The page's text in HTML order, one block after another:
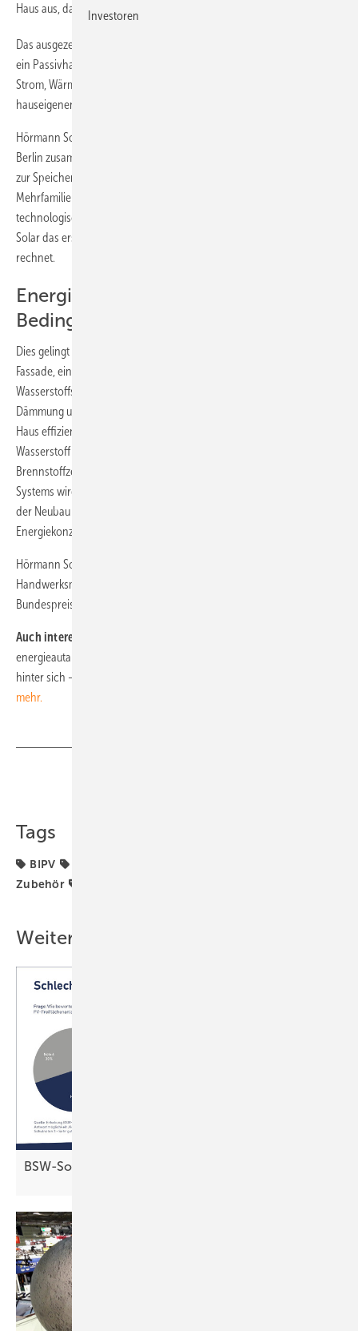
Haus aus, das die Picea-Energiezentrale als Kernkomponente enthält.
Das ausgezeichnete Haus der Hörmann Solar in Zusmarshausen ist
ein Passivhaus, welches sich ganzjährig mit Sonnenstrom versorgt.
Strom, Wärme und Mobilitätsenergie kommen ausschließlich aus der
hauseigenen Energieproduktion.
Hörmann Solar arbeitet mit der Firma HPS Home Power Solutions aus
Berlin zusammen. Das Unternehmen produziert integrierte Systeme
zur Speicherung und Nutzung von Sonnenenergiefür Ein- und
Mehrfamilienhäuser. HPS stellt mit seinem Picea-System das
technologische Herzstück der Autarkielösung. Es ist laut Hörmann
Solar das erste Energie- und Heizsystem auf dem Markt, welches sich
rechnet.
Energiekonzept läuft unter realen
Bedingungen
Dies gelingt mit einer Photovoltaikanlage auf dem Dach und an der
Fassade, einem Lithium-Batteriespeicher sowie einem
Wasserstoffspeicher. Zudem ist das Gebäude ein Passivhaus mit guter
Dämmung und die Smart Home-Technik steuert die Verbräuche im
Haus effizient. Im Sommer wird aus überschüssiger Sonnenenergie
Wasserstoff produziert und eingelagert, welcher im Winter mit einer
Brennstoffzelle wieder in Strom gewandelt wird. Die Abwärme des
Systems wird im Haus über ein zentrales Lüftungssystem verteilt. Da
der Neubau seit Dezember 2018 bewohnt ist, kann das
Energiekonzept unter realen Bedingungen begutachtet werden.
Hörmann Solar war einer der zehn Aussteller der internationalen
Handwerksmesse in München, der für seine Innovation den
Bundespreis erhielt. (PF/nhp)
Auch interessant:
energieautarkes Mehrfamilienhaus errichtet. Es hat bereits zwei Winter
hinter sich – mit Photovoltaik und Wasserstoffspeicher.
mehr.
Tags
BIPV
Zubehör
Weitere Inhalte
BSW-Solar: Schlechte Noten für
Investoren